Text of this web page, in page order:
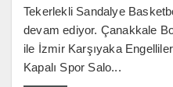
Tekerlekli Sandalye
devam ediyor. Çanakkale
ile İzmir Karşıyaka
Kapalı Spor Salo...